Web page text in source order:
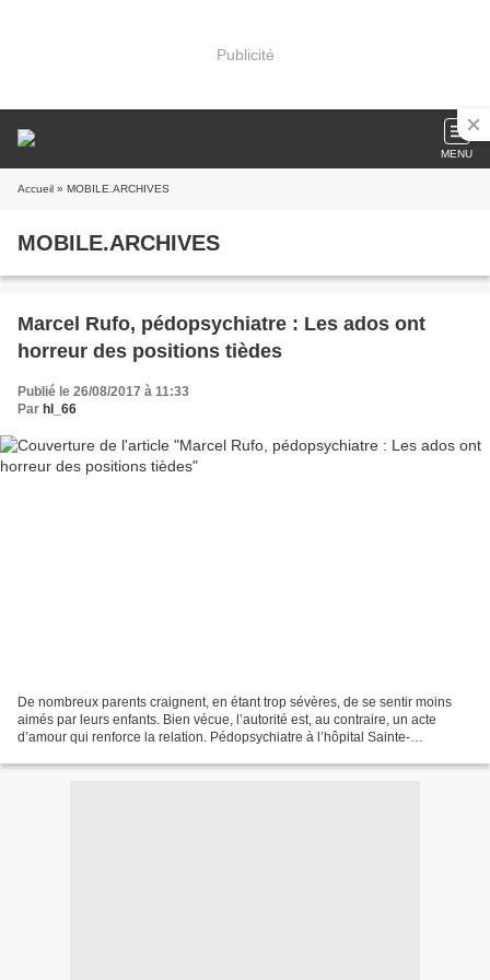
Publicité
MENU
Accueil » MOBILE.ARCHIVES
MOBILE.ARCHIVES
Marcel Rufo, pédopsychiatre : Les ados ont
horreur des positions tièdes
Publié le 26/08/2017 à 11:33
Par hl_66
De nombreux parents craignent, en étant trop sévères, de se sentir moins
aimés par leurs enfants. Bien vécue, l’autorité est, au contraire, un acte
d’amour qui renforce la relation. Pédopsychiatre à l’hôpital Sainte-